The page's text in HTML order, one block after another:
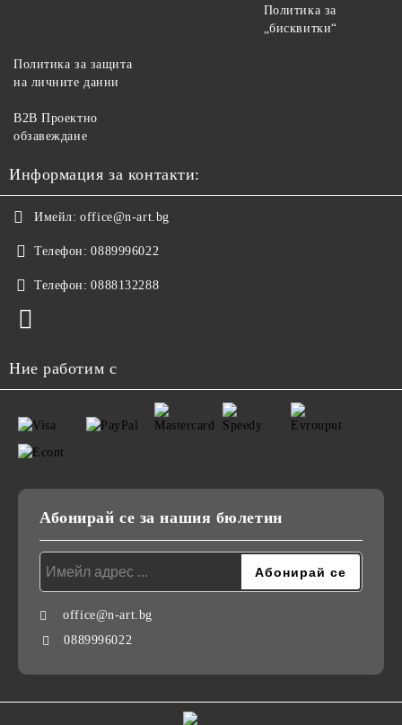
Политика за
„бисквитки“
Политика за защита
на личните данни
B2B Проектно
обзавеждане
Информация за контакти:
Имейл: office@n-art.bg
Телефон: 0889996022
Телефон: 0888132288
Ние работим с
Абонирай се за нашия бюлетин
office@n-art.bg
0889996022